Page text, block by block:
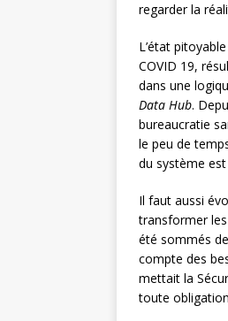
regarder la
L’état
COVID 19,
dans une
Data Hub.
bureaucratie
le peu de
du système
Il faut aussi
transformer
été sommés
compte des
mettait la
toute